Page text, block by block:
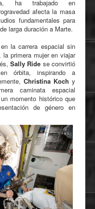
ha trabajado en
afecta la masa
fundamentales para
larga duración a Marte.
la carrera espacial sin
, la primera mujer en viajar
Sally Ride se convirtió
órbita, inspirando a
Christina Koch y
caminata espacial
momento histórico que
de género en